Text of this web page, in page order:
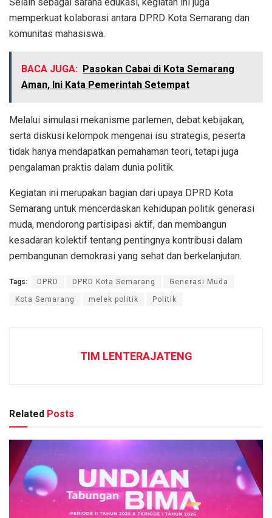
memperkuat kolaborasi antara DPRD Kota Semarang dan
komunitas mahasiswa.
BACA JUGA: Pasokan Cabai di Kota Semarang
Aman, Ini Kata Pemerintah Setempat
Melalui simulasi mekanisme parlemen, debat kebijakan,
serta diskusi kelompok mengenai isu strategis, peserta
tidak hanya mendapatkan pemahaman teori, tetapi juga
pengalaman praktis dalam dunia politik.
Kegiatan ini merupakan bagian dari upaya DPRD Kota
Semarang untuk mencerdaskan kehidupan politik generasi
muda, mendorong partisipasi aktif, dan membangun
kesadaran kolektif tentang pentingnya kontribusi dalam
pembangunan demokrasi yang sehat dan berkelanjutan.
Tags: DPRD DPRD Kota Semarang Generasi Muda
Kota Semarang melek politik Politik
TIM LENTERAJATENG
Related Posts